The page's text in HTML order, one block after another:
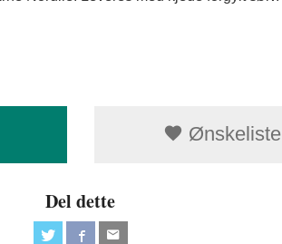
Ønskeliste
Del dette